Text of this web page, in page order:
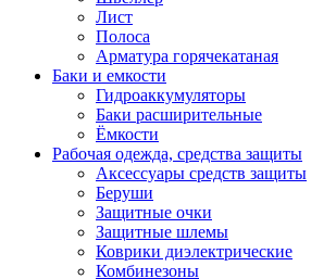
Лист
Полоса
Арматура горячекатаная
Баки и емкости
Гидроаккумуляторы
Баки расширительные
Ёмкости
Рабочая одежда, средства защиты
Аксессуары средств защиты
Беруши
Защитные очки
Защитные шлемы
Коврики диэлектрические
Комбинезоны